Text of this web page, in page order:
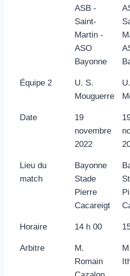
ASB -
Saint-
Martin -
ASO
Bayonne
Équipe 2
U. S.
Mouguerre
Date
19
novembre
2022
Lieu du
match
Bayonne
Stade
Pierre
Cacareigt
Horaire 14 h 00
Arbitre
M.
Romain